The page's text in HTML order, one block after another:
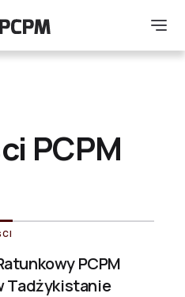
Logo
PCPM
PCPM
Tadżykistanie